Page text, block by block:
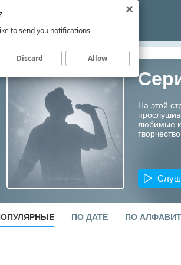
На этой
любимые
ПО ДАТЕ ПО
to send you notifications
Discard Allow